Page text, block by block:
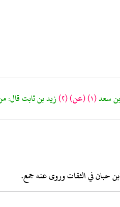
(١) (عن)(٢) زيد بن ثابت قال: